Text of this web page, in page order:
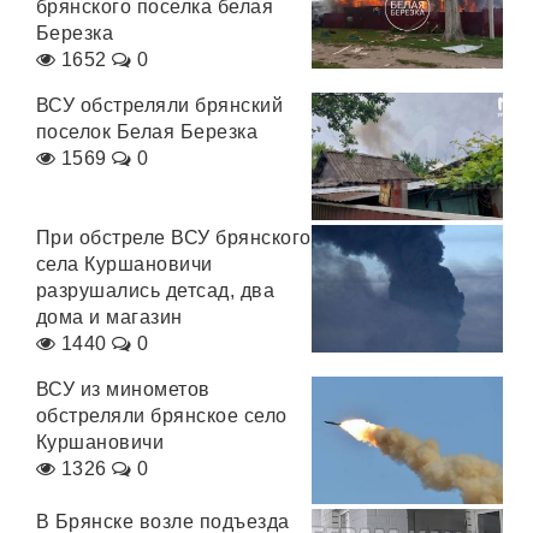
брянского поселка белая
Березка
1652
0
ВСУ обстреляли брянский
поселок Белая Березка
1569
0
При обстреле ВСУ брянского
села Куршановичи
разрушались детсад, два
дома и магазин
1440
0
ВСУ из минометов
обстреляли брянское село
Куршановичи
1326
0
В Брянске возле подъезда